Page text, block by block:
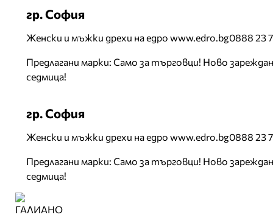
гр. София
Женски и мъжки дрехи на едро www.edro.bg0888 23
Предлагани марки: Само за търговци! Ново
седмица!
гр. София
Женски и мъжки дрехи на едро www.edro.bg0888 23
Предлагани марки: Само за търговци! Ново
седмица!